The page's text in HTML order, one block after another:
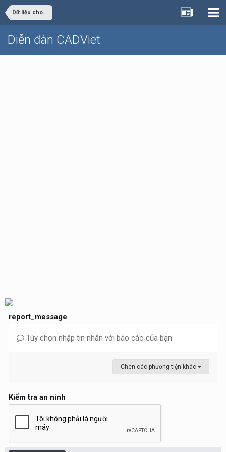
Dữ liệu cho sinh viên đồ án
Diễn đàn CADViet
report_message
Tùy chọn nhập tin nhắn với báo cáo của bạn.
Chèn các phương tiện khác
Kiểm tra an ninh